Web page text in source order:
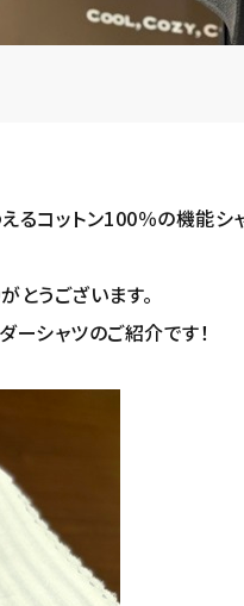
るコットン100％の機能シ
うございます。
シャツのご紹介です！